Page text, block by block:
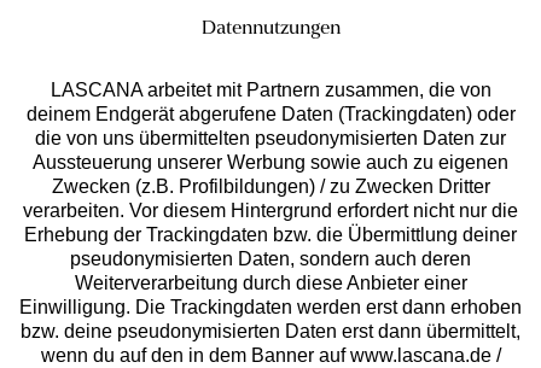
Services
Beratung
Über uns
Rechtliches
Datennutzungen
LASCANA arbeitet mit Partnern zusammen, die von
deinem Endgerät abgerufene Daten (Trackingdaten) oder
die von uns übermittelten pseudonymisierten Daten zur
Aussteuerung unserer Werbung sowie auch zu eigenen
Zwecken (z.B. Profilbildungen) / zu Zwecken Dritter
verarbeiten. Vor diesem Hintergrund erfordert nicht nur die
Erhebung der Trackingdaten bzw. die Übermittlung deiner
pseudonymisierten Daten, sondern auch deren
Weiterverarbeitung durch diese Anbieter einer
Einwilligung. Die Trackingdaten werden erst dann erhoben
bzw. deine pseudonymisierten Daten erst dann übermittelt,
wenn du auf den in dem Banner auf www.lascana.de /